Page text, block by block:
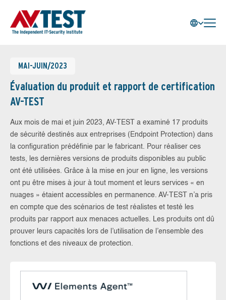
MAI-JUIN/2023
Évaluation du produit et rapport de certification
AV-TEST
Aux mois de mai et juin 2023, AV-TEST a examiné 17 produits
de sécurité destinés aux entreprises (Endpoint Protection) dans
la configuration prédéfinie par le fabricant. Pour réaliser ces
tests, les dernières versions de produits disponibles au public
ont été utilisées. Grâce à la mise en jour en ligne, les versions
ont pu être mises à jour à tout moment et leurs services « en
nuages » étaient accessibles en permanence. AV-TEST n’a pris
en compte que des scénarios de test réalistes et testé les
produits par rapport aux menaces actuelles. Les produits ont dû
prouver leurs capacités lors de l’utilisation de l’ensemble des
fonctions et des niveaux de protection.